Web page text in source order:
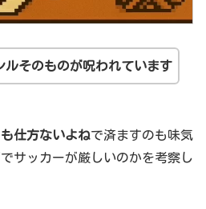
ルそのものが呪われています
仕方ないよねで済ますのも味気
サッカーが厳しいのかを考察し